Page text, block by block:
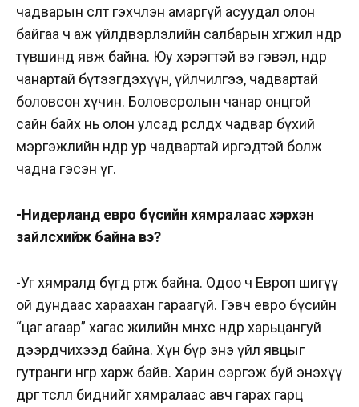
чадварын өсөлт гэхчлэн амаргүй асуудал олон
байгаа ч аж үйлдвэрлэлийн салбарын хөгжил өндөр
түвшинд явж байна. Юу хэрэгтэй вэ гэвэл, өндөр
чанартай бүтээгдэхүүн, үйлчилгээ, чадвартай
боловсон хүчин. Боловсролын чанар онцгой
сайн байх нь олон улсад өрсөлдөх чадвар бүхий
мэргэжлийн өндөр ур чадвартай иргэдтэй болж
чадна гэсэн үг.
-Нидерланд евро бүсийн хямралаас хэрхэн
зайлсхийж байна вэ?
-Уг хямралд бүгд өртөж байна. Одоо ч Европ шигүү
ой дундаас хараахан гараагүй. Гэвч евро бүсийн
“цаг агаар” хагас жилийн өмнөхөөсөө өнөөдөр харьцангуй
дээрдчихээд байна. Хүн бүр энэ үйл явцыг
гутранги өнгөөр харж байв. Харин сэргэж буй энэхүү
өөдрөг төсөөлөл биднийг хямралаас авч гарах гарц